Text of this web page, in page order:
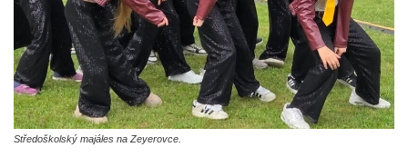
Středoškolský majáles na Zeyerovce.